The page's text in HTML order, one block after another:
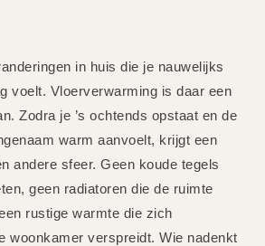
in huis die je nauwelijks
voelt. Vloerverwarming is daar een
Zodra je ’s ochtends opstaat en de
warm aanvoelt, krijgt een
andere sfeer. Geen koude tegels
geen radiatoren die de ruimte
rustige warmte die zich
woonkamer verspreidt. Wie nadenkt